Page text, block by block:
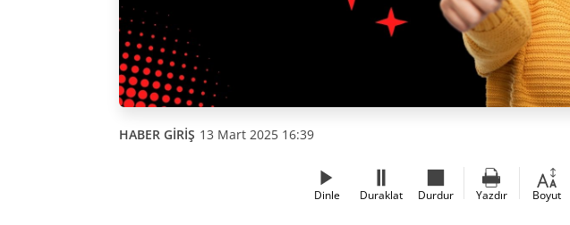
HABER GİRİŞ 13 Mart 2025 16:39
Dinle Duraklat Durdur Yazdır Boyut